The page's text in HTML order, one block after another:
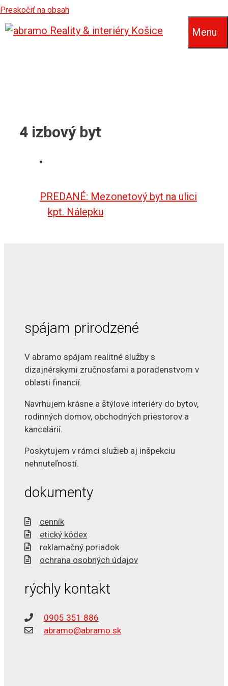
Preskočiť na obsah
Menu
4 izbový byt
PREDANÉ: Mezonetový byt na ulici
kpt. Nálepku
spájam prirodzené
V abramo spájam realitné služby s
dizajnérskymi zručnosťami a poradenstvom v
oblasti financií.
Navrhujem krásne a štýlové interiéry do bytov,
rodinných domov, obchodných priestorov a
kancelárií.
Poskytujem v rámci služieb aj inšpekciu
nehnuteľností.
dokumenty
cenník
etický kódex
reklamačný poriadok
ochrana osobných údajov
rýchly kontakt
0905 351 886
abramo@abramo.sk